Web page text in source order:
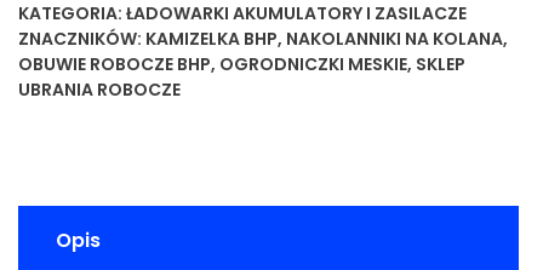
KATEGORIA: ŁADOWARKI AKUMULATORY I ZASILACZE
ZNACZNIKÓW: KAMIZELKA BHP, NAKOLANNIKI NA KOLANA,
OBUWIE ROBOCZE BHP, OGRODNICZKI MESKIE, SKLEP
UBRANIA ROBOCZE
Opis